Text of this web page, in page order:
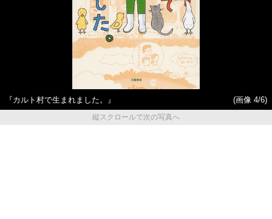
『カルト村で生まれました。』
(画像 4/6)
縦スクロールで次の写真へ